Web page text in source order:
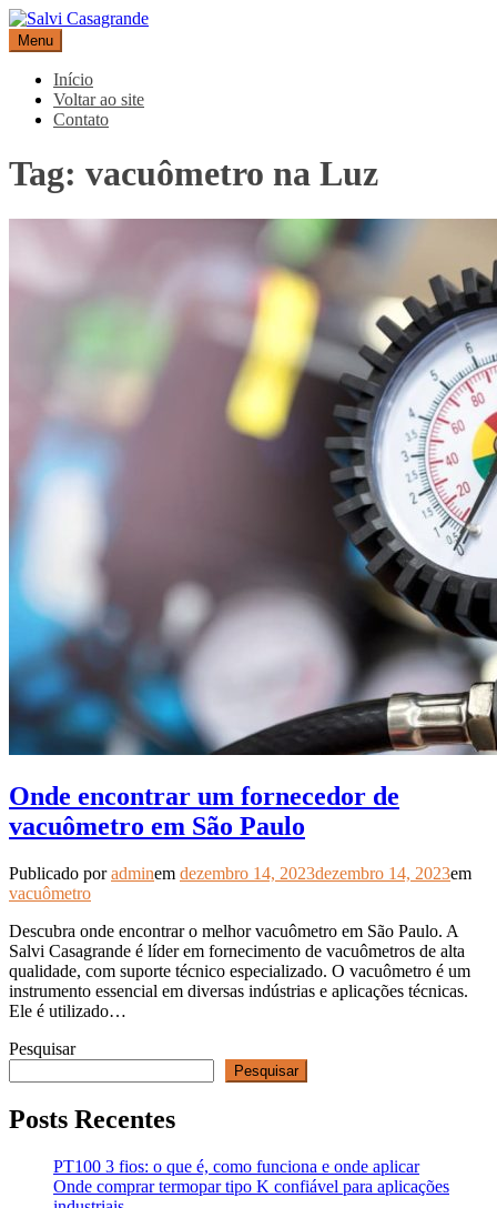
Pular
para
o
conteúdo
Salvi Casagrande
Especialistas em equipamentos de medição e automação
Menu
Início
Voltar ao site
Contato
Tag: vacuômetro na Luz
Onde encontrar um fornecedor de
vacuômetro em São Paulo
Publicado poradminem dezembro 14, 2023dezembro 14, 2023em
vacuômetro
Descubra onde encontrar o melhor vacuômetro em São Paulo. A
Salvi Casagrande é líder em fornecimento de vacuômetros de alta
qualidade, com suporte técnico especializado. O vacuômetro é um
instrumento essencial em diversas indústrias e aplicações técnicas.
Ele é utilizado…
Pesquisar
Pesquisar
Posts Recentes
PT100 3 fios: o que é, como funciona e onde aplicar
Onde comprar termopar tipo K confiável para aplicações